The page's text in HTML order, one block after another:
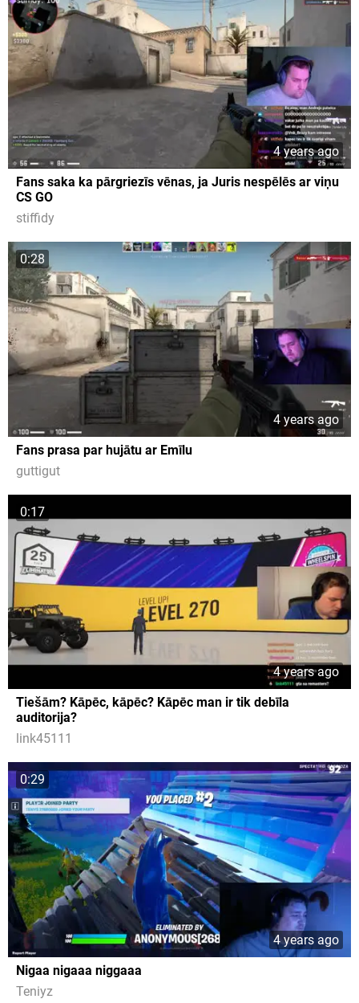
4 years ago
Fans saka ka pārgriezīs vēnas, ja Juris nespēlēs ar viņu
CS GO
stiffidy
0:28
4 years ago
Fans prasa par hujātu ar Emīlu
guttigut
0:17
4 years ago
Tiešām? Kāpēc, kāpēc? Kāpēc man ir tik debīla
auditorija?
link45111
0:29
4 years ago
Nigaa nigaaa niggaaa
Teniyz